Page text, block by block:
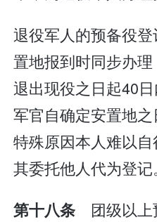
退役军人的预备役
置地报到时同步办
退出现役之日起40
军官自确定安置地
特殊原因本人难以
其委托他人代为登记。
第十八条 团级以